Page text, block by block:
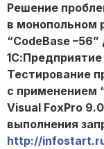
Решение
в монопольном
“CodeBase
1С:Предприятие
Тестирование
с применением
Visual FoxPro
выполнения
http://